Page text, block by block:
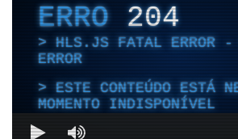
ERRO204
HLS.JS FATAL ERROR -
ERROR
ESTE CONTEÚDO ESTÁ
MOMENTO INDISPONÍVEL